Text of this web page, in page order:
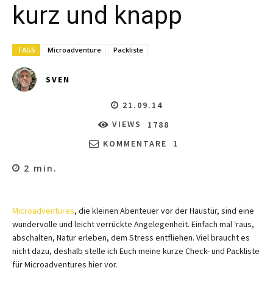
kurz und knapp
TAGS Microadventure Packliste
SVEN
21.09.14
VIEWS
1788
KOMMENTARE
1
2 min.
Microadventures, die kleinen Abenteuer vor der Haustür, sind eine
wundervolle und leicht verrückte Angelegenheit. Einfach mal ‘raus,
abschalten, Natur erleben, dem Stress entfliehen. Viel braucht es
nicht dazu, deshalb stelle ich Euch meine kurze Check- und Packliste
für Microadventures hier vor.